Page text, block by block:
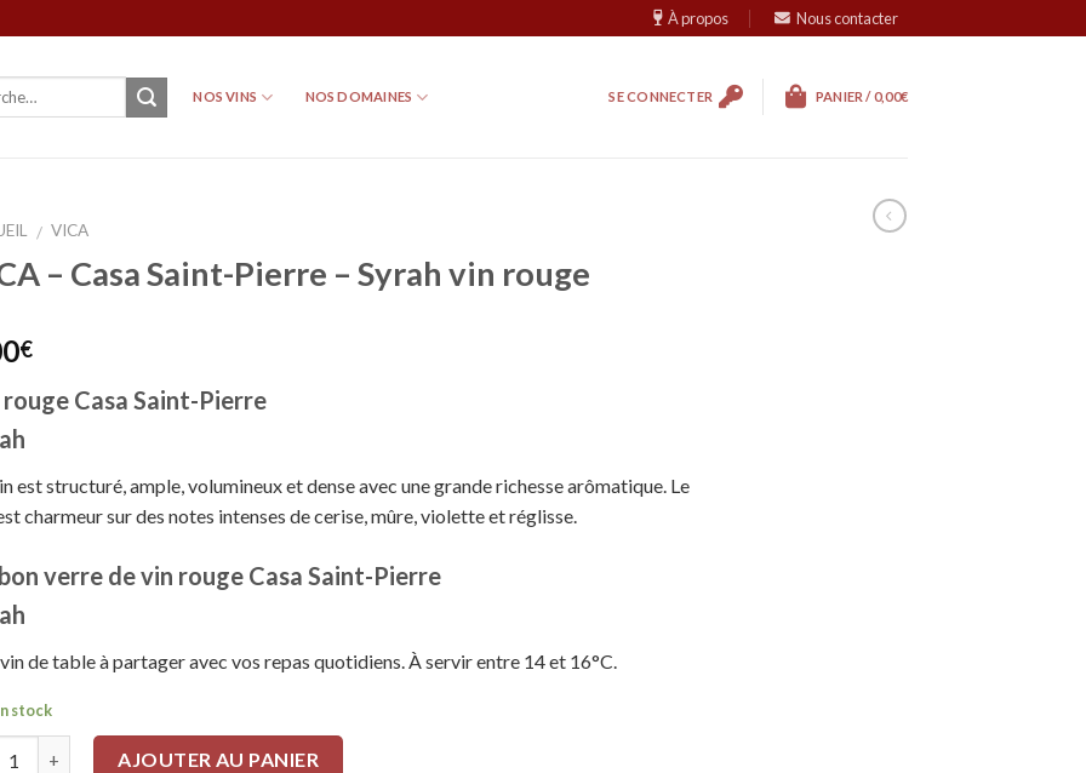
À propos Nous contacter
NOS VINS NOS DOMAINES SE CONNECTER PANIER /0,00€
/ VICA
– Casa Saint-Pierre – Syrah vin rouge
€
Casa Saint-Pierre
est structuré, ample, volumineux et dense avec une grande richesse arômatique. Le
charmeur sur des notes intenses de cerise, mûre, violette et réglisse.
verre de vin rouge Casa Saint-Pierre
de table à partager avec vos repas quotidiens. À servir entre 14 et 16°C.
stock
AJOUTER AU PANIER